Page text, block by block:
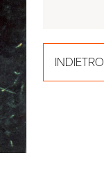
INDIETRO